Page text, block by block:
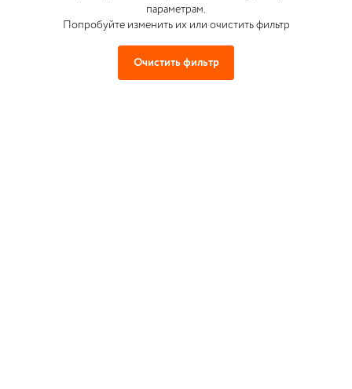
параметрам.
Попробуйте изменить их или очистить фильтр
Очистить фильтр